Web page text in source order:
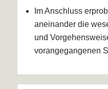
Im Anschluss
aneinander die
und
vorangegangenen